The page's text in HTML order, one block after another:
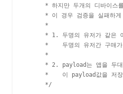
* 하지만 두개의 디바이스
* 이 경우 검증을 실패하게
      *
* 1. 두명의 유저가 같은
*    두명의 유저간 구매가
      *
* 2. payload는 앱을 두대
*    이 payload값을 저장
      */